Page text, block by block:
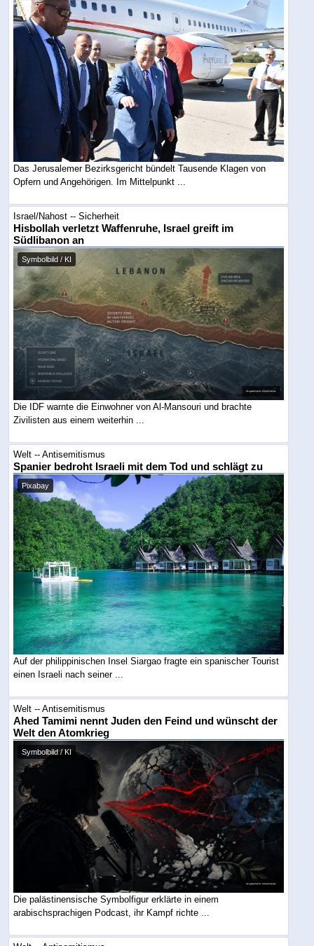
Das Jerusalemer Bezirksgericht bündelt Tausende Klagen von
Opfern und Angehörigen. Im Mittelpunkt ...
Israel/Nahost -- Sicherheit
Hisbollah verletzt Waffenruhe, Israel greift im
Südlibanon an
Symbolbild / KI
Die IDF warnte die Einwohner von Al-Mansouri und brachte
Zivilisten aus einem weiterhin ...
Welt -- Antisemitismus
Spanier bedroht Israeli mit dem Tod und schlägt zu
Pixabay
Auf der philippinischen Insel Siargao fragte ein spanischer Tourist
einen Israeli nach seiner ...
Welt -- Antisemitismus
Ahed Tamimi nennt Juden den Feind und wünscht der
Welt den Atomkrieg
Symbolbild / KI
Die palästinensische Symbolfigur erklärte in einem
arabischsprachigen Podcast, ihr Kampf richte ...